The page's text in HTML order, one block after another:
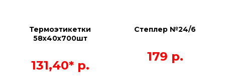
Термоэтикетки
58х40х700шт
131,40* р.
Степлер №24/6
179 р.